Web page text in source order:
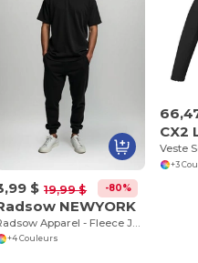
$ 19,99 $ -80%
NEWYORK
+4 Couleurs
CX2
+3